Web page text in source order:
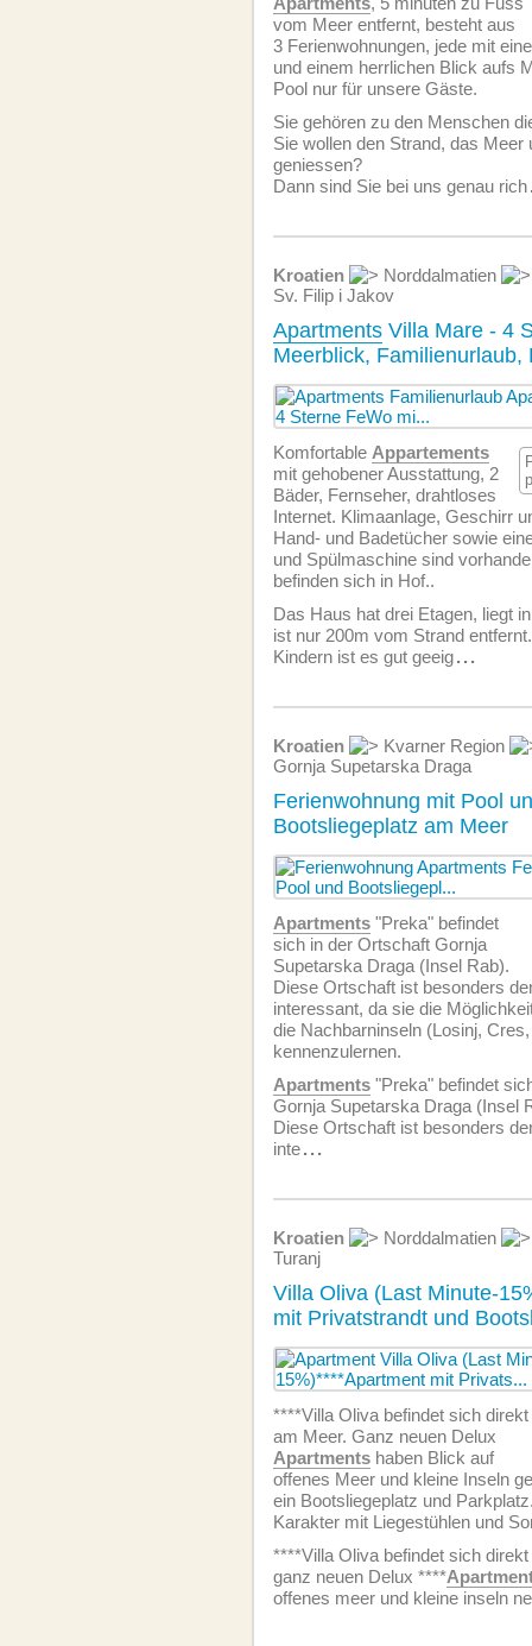
vom Meer entfernt, besteht aus
3 Ferien­wohnungen, jede mit
und einem herrlichen Blick aufs
Pool nur für unsere Gäste.
Sie gehören zu den Menschen
Sie wollen den Strand, das Meer
geniessen?
Dann sind Sie bei uns genau rich
Kroatien Norddalmatien
Sv. Filip i Jakov
Apartments Villa Mare - 4
Meerblick, Familienurlaub,
Komfortable Appartements
mit gehobener Ausstattung, 2
Bäder, Fernseher, drahtloses
Internet. Klimaanlage, Geschirr
Hand- und Badetücher sowie
und Spülmaschine sind
befinden sich in Hof..
Das Haus hat drei Etagen, liegt
ist nur 200m vom Strand
Kindern ist es gut geeig...
Kroatien
Kvarner Region
Gornja Supetarska Draga
Ferienwohnung mit Pool
Bootsliegeplatz am Meer
Apartments "Preka" befindet
sich in der Ortschaft Gornja
Supetarska Draga (Insel Rab).
Diese Ortschaft ist besonders
interessant, da sie die
die Nachbarninseln (Losinj,
kennenzulernen.
Apartments "Preka" befindet
Gornja Supetarska Draga (Insel
Diese Ortschaft ist besonders
inte...
Kroatien Norddalmatien
Turanj
Villa Oliva (Last Minute-
mit Privatstrandt und
****Villa Oliva befindet sich direkt
am Meer. Ganz neuen Delux
Apartments haben Blick auf
offenes Meer und kleine Inseln
ein Bootsliegeplatz und
Karakter mit Liegestühlen und
****Villa Oliva befindet sich
ganz neuen Delux ****
offenes meer und kleine inseln